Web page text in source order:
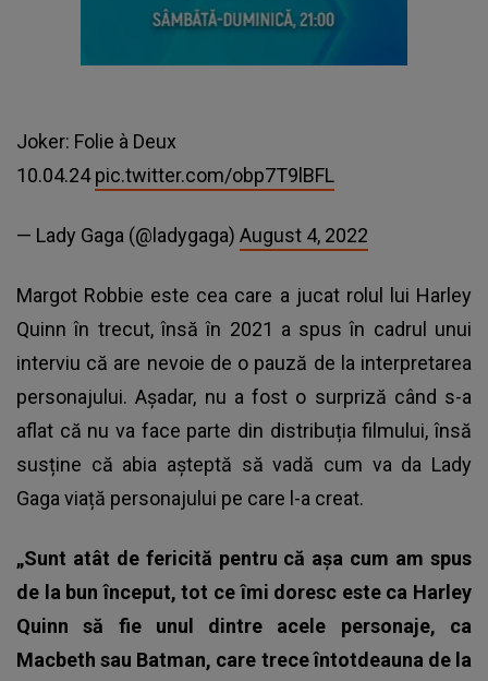
Joker: Folie à Deux
10.04.24pic.twitter.com/obp7T9lBFL
— Lady Gaga (@ladygaga) August 4, 2022
Margot Robbie este cea care a jucat rolul lui Harley
Quinn în trecut, însă în 2021 a spus în cadrul unui
interviu că are nevoie de o pauză de la interpretarea
personajului. Așadar, nu a fost o surpriză când s-a
aflat că nu va face parte din distribuția filmului, însă
susține că abia așteptă să vadă cum va da Lady
Gagaviață personajului pe care l-a creat.
„Sunt atât de fericită pentru că așa cum am spus
de la bun început, tot ce îmi doresc este ca Harley
Quinn să fie unul dintre acele personaje, ca
Macbeth sau Batman, care trece întotdeauna de la